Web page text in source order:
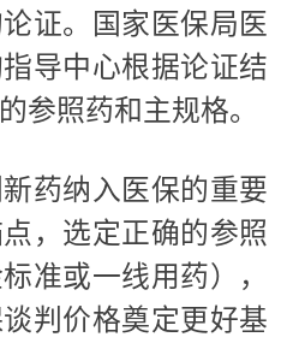
证。国家医保局医
导中心根据论证结
参照药和主规格。
药纳入医保的重要
，选定正确的参照
准或一线用药），
判价格奠定更好基